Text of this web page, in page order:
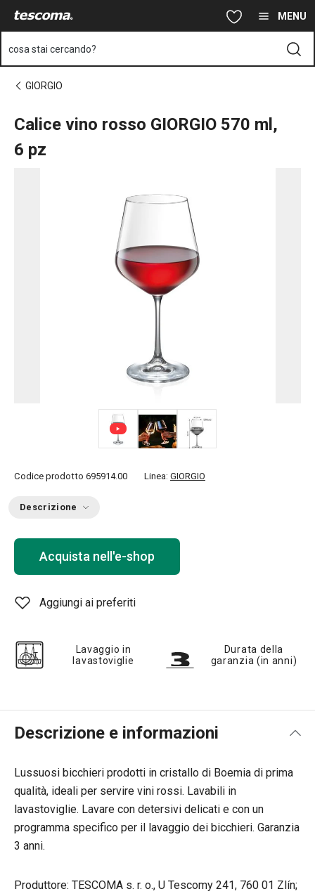
Vai al contenuto principale MENU
cosa stai cercando?
GIORGIO
Calice vino rosso GIORGIO 570 ml,
6 pz
Codice prodotto 695914.00 Linea: GIORGIO
Descrizione
Acquista nell'e-shop
Aggiungi ai preferiti
Lavaggio in
lavastoviglie
Durata della
garanzia (in anni)
Descrizione e informazioni
Lussuosi bicchieri prodotti in cristallo di Boemia di prima
qualità, ideali per servire vini rossi. Lavabili in
lavastoviglie. Lavare con detersivi delicati e con un
programma specifico per il lavaggio dei bicchieri. Garanzia
3 anni.
Produttore: TESCOMA s. r. o., U Tescomy 241, 760 01 Zlín;